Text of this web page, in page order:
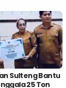
Sulteng Bantu
25 Ton